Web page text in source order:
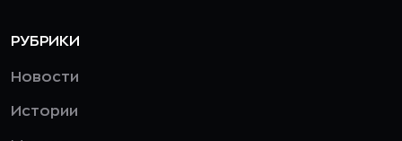
РУБРИКИ
Новости
Истории